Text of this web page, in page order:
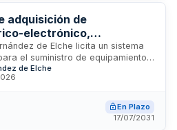
adquisición de
electrónico,
de ferretería para la
de Elche
de Elche licita un sistema
el suministro de equipamiento
electrónicos, equipos y
de contenido audiovisual
El procedimiento contempla un
entre tres categorías de
de Elche
En Plazo
17/07/2031